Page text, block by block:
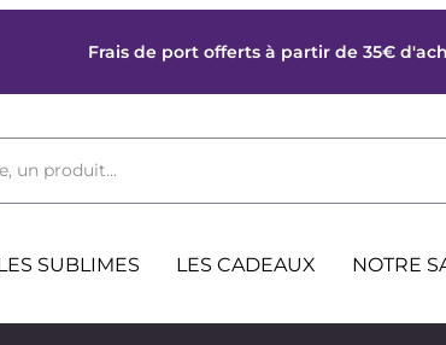
Frais de port offerts à partir de 35€
un produit...
SUBLIMES LES CADEAUX NOTRE